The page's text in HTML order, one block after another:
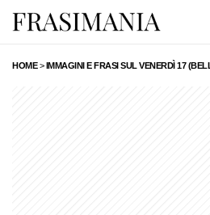
HOME>IMMAGINI E FRASI SUL VENERDÌ 17